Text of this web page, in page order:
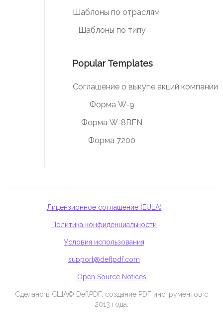
Шаблоны по отраслям
Шаблоны по типу
Popular Templates
Соглашение о выкупе акций компании
Форма W-9
Форма W-8BEN
Форма 7200
Сделано в США© DeftPDF, создание PDF инструментов с
2013 года.
Лицензионное соглашение (EULA)
Политика конфиденциальности
Условия использования
support@deftpdf.com
Open Source Notices